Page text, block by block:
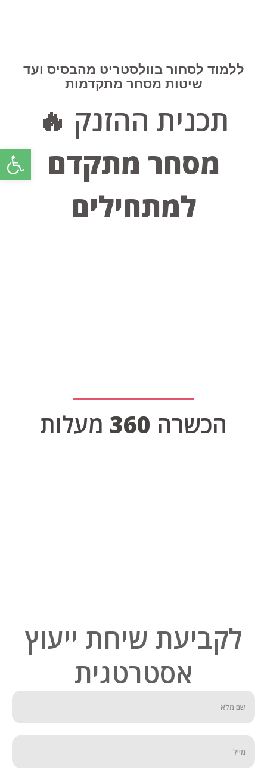
ללמוד לסחור בוולסטריט מהבסיס ועד
שיטות מסחר מתקדמות
תכנית ההזנק 🔥
מסחר מתקדם
למתחילים
הכשרה 360 מעלות
לקביעת שיחת ייעוץ
אסטרטגית
פתח